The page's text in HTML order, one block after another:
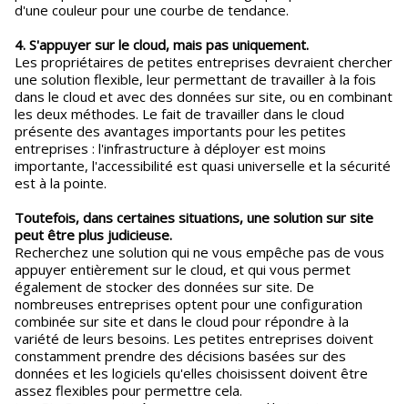
d'une couleur pour une courbe de tendance.
4. S'appuyer sur le cloud, mais pas uniquement.
Les propriétaires de petites entreprises devraient chercher
une solution flexible, leur permettant de travailler à la fois
dans le cloud et avec des données sur site, ou en combinant
les deux méthodes. Le fait de travailler dans le cloud
présente des avantages importants pour les petites
entreprises : l'infrastructure à déployer est moins
importante, l'accessibilité est quasi universelle et la sécurité
est à la pointe.
Toutefois, dans certaines situations, une solution sur site
peut être plus judicieuse.
Recherchez une solution qui ne vous empêche pas de vous
appuyer entièrement sur le cloud, et qui vous permet
également de stocker des données sur site. De
nombreuses entreprises optent pour une configuration
combinée sur site et dans le cloud pour répondre à la
variété de leurs besoins. Les petites entreprises doivent
constamment prendre des décisions basées sur des
données et les logiciels qu'elles choisissent doivent être
assez flexibles pour permettre cela.